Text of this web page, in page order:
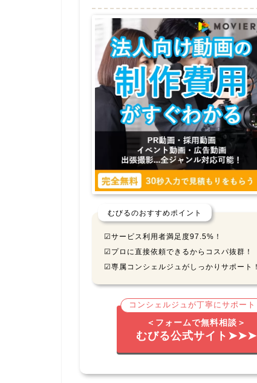
むびるのおすすめポイント
☑サービス利用者満足度97.5%！
☑プロに直接依頼できるからコスパ抜群！
☑専属コンシェルジュがしっかりサポート！
コンシェルジュが丁寧にサポート
＜フォームで無料相談＞
むびる公式サイト➤➤➤